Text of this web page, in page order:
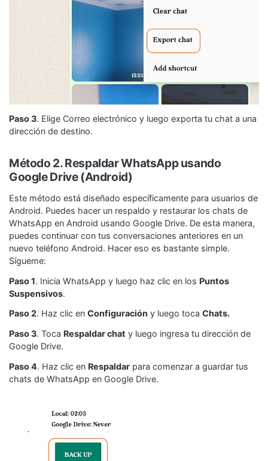
Paso 3. Elige Correo electrónico y luego exporta tu chat a una
dirección de destino.
Método 2. Respaldar WhatsApp usando
Google Drive (Android)
Este método está diseñado específicamente para usuarios de
Android. Puedes hacer un respaldo y restaurar los chats de
WhatsApp en Android usando Google Drive. De esta manera,
puedes continuar con tus conversaciones anteriores en un
nuevo teléfono Android. Hacer eso es bastante simple.
Sígueme:
Paso 1. Inicia WhatsApp y luego haz clic en los Puntos
Suspensivos.
Paso 2. Haz clic en Configuración y luego toca Chats.
Paso 3. Toca Respaldar chat y luego ingresa tu dirección de
Google Drive.
Paso 4. Haz clic en Respaldar para comenzar a guardar tus
chats de WhatsApp en Google Drive.